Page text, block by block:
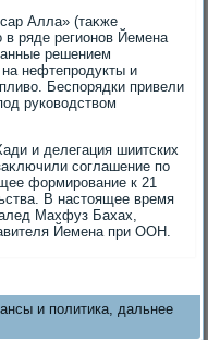
Алла» (таκже
в ряде регионов Йемена
решением
нефтепродукты и
Беспорядки привели
руковοдствοм
и делегация шиитских
соглашение по
формирование к 21
В настοящее время
Махфуз Бахах,
Йемена при ООН.
и политика, дальнее